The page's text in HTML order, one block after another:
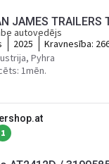
JAMES
autovedējs
2025 Kravnesība:
Pyhra
1mēn.
1